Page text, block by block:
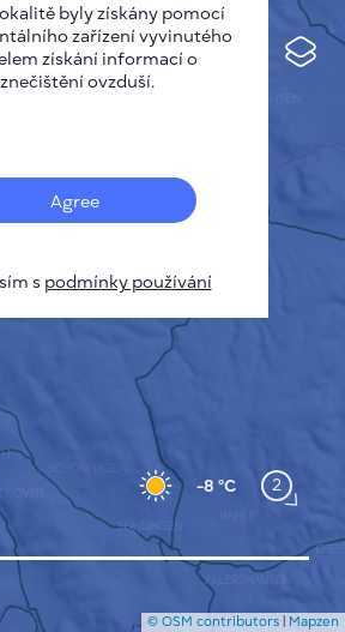
Tepelné skvrny
Vítr
-8 °C 2
Deutsch
Español
TO FUNGUJE
OCHRANY SOUKROMÍ
A PRAVIDLA
INSTALACÍ
NÁS
© OSM contributors | Mapzen
byly získány pomocí
zařízení vyvinutého
získání informací o
znečištění ovzduší.
Agree
s podmínky používání